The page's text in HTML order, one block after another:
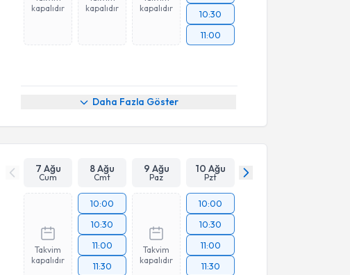
kapalıdır
kapalıdır
kapalıdır
10:30
11:00
Daha Fazla Göster
7 Ağu
Cum
8 Ağu
Cmt
9 Ağu
Paz
10 Ağu
Pzt
Takvim
kapalıdır
10:00
10:30
11:00
11:30
Takvim
kapalıdır
10:00
10:30
11:00
11:30